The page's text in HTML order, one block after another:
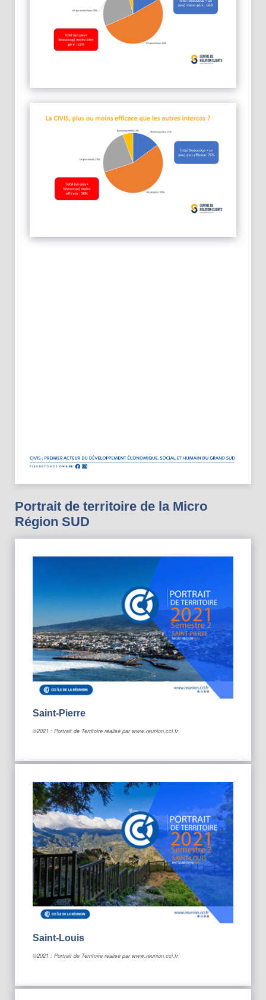
Entre 75 et 83% considèrent que le SUD est
beaucoup plus attractif et plus dynamique que
les autres régions de l’île
Le SUD, une région aussi bien sinon mieux
68% estiment que le SUD est mieux géré
Portrait de territoire de la Micro
Région SUD
Saint-Pierre
©2021 : Portrait de Territoire réalisé par www.reunion.cci.fr
Saint-Louis
©2021 : Portrait de Territoire réalisé par www.reunion.cci.fr